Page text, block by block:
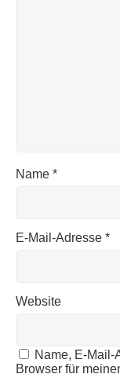
Name *
E-Mail-Adresse *
Website
Name, E-Mail-
Browser für